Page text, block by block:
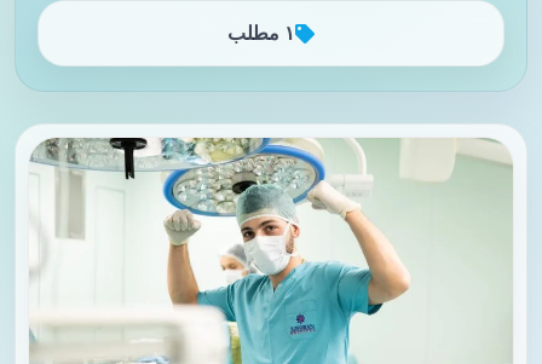
۱ مطلب